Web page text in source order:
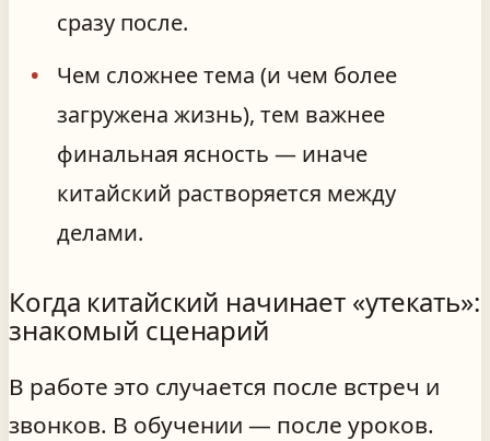
сразу после.
Чем сложнее тема (и чем более
загружена жизнь), тем важнее
финальная ясность — иначе
китайский растворяется между
делами.
Когда китайский начинает «утекать»:
знакомый сценарий
В работе это случается после встреч и
звонков. В обучении — после уроков.